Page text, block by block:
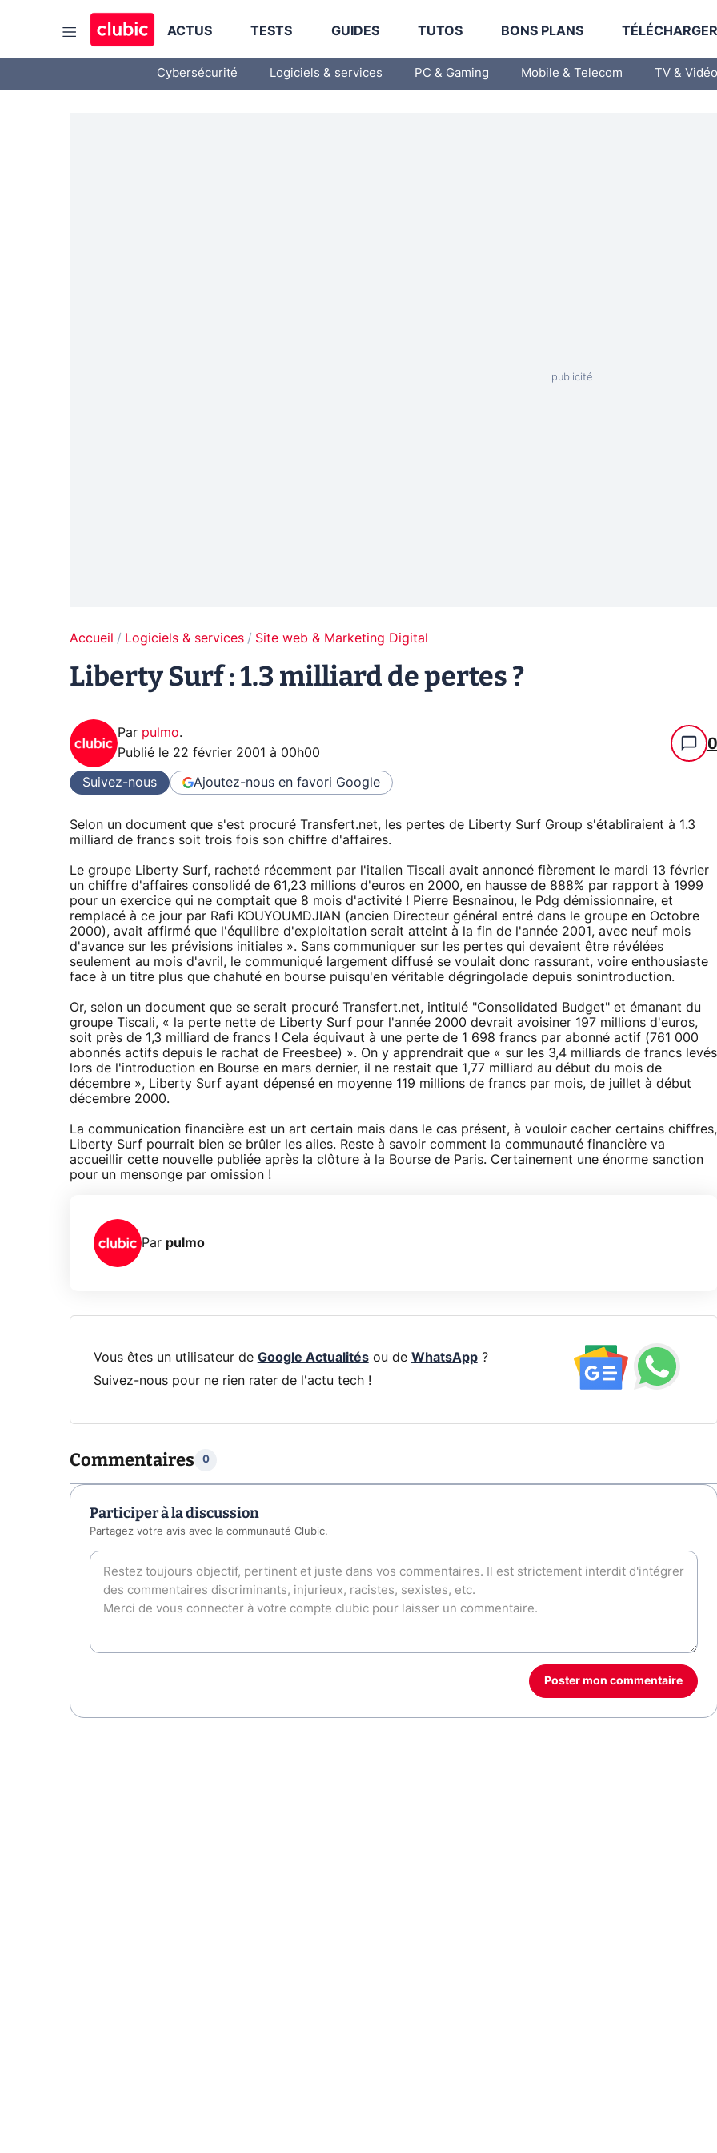
ACTUS TESTS GUIDES TUTOS BONS PLANS
Cybersécurité Logiciels & services PC & Gaming Mobile & Telecom TV & Vidéo
Accueil Logiciels & services Site web & Marketing Digital
Liberty Surf : 1.3 milliard de pertes ?
Par pulmo.
Publié le 22 février 2001 à 00h00 0
Suivez-nous Ajoutez-nous en favori Google
Selon un document que s'est procuré Transfert.net, les pertes de Liberty Surf Group s'établiraient à 1.3
milliard de francs soit trois fois son chiffre d'affaires.
Le groupe Liberty Surf, racheté récemment par l'italien Tiscali avait annoncé fièrement le mardi 13 février
un chiffre d'affaires consolidé de 61,23 millions d'euros en 2000, en hausse de 888% par rapport à 1999
pour un exercice qui ne comptait que 8 mois d'activité ! Pierre Besnainou, le Pdg démissionnaire, et
remplacé à ce jour par Rafi KOUYOUMDJIAN (ancien Directeur général entré dans le groupe en Octobre
2000), avait affirmé que l'équilibre d'exploitation serait atteint à la fin de l'année 2001, avec neuf mois
d'avance sur les prévisions initiales ». Sans communiquer sur les pertes qui devaient être révélées
seulement au mois d'avril, le communiqué largement diffusé se voulait donc rassurant, voire enthousiaste
face à un titre plus que chahuté en bourse puisqu'en véritable dégringolade depuis sonintroduction.
Or, selon un document que se serait procuré Transfert.net, intitulé "Consolidated Budget" et émanant du
groupe Tiscali, « la perte nette de Liberty Surf pour l'année 2000 devrait avoisiner 197 millions d'euros,
soit près de 1,3 milliard de francs ! Cela équivaut à une perte de 1 698 francs par abonné actif (761 000
abonnés actifs depuis le rachat de Freesbee) ». On y apprendrait que « sur les 3,4 milliards de francs levés
lors de l'introduction en Bourse en mars dernier, il ne restait que 1,77 milliard au début du mois de
décembre », Liberty Surf ayant dépensé en moyenne 119 millions de francs par mois, de juillet à début
décembre 2000.
La communication financière est un art certain mais dans le cas présent, à vouloir cacher certains chiffres,
Liberty Surf pourrait bien se brûler les ailes. Reste à savoir comment la communauté financière va
accueillir cette nouvelle publiée après la clôture à la Bourse de Paris. Certainement une énorme sanction
pour un mensonge par omission !
Par pulmo
Vous êtes un utilisateur de Google Actualitésou de WhatsApp?
Suivez-nous pour ne rien rater de l'actu tech !
Commentaires 0
Participer à la discussion
Partagez votre avis avec la communauté Clubic.
Poster mon commentaire